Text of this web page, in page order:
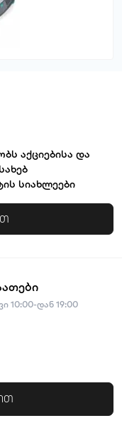
აქციებისა და
სიახლეები
10:00-დან 19:00